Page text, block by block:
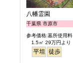
八幡霊園
千葉県 市原市
参考価格:墓所使用料
1.5㎡ 29万円より
平坦 徒歩